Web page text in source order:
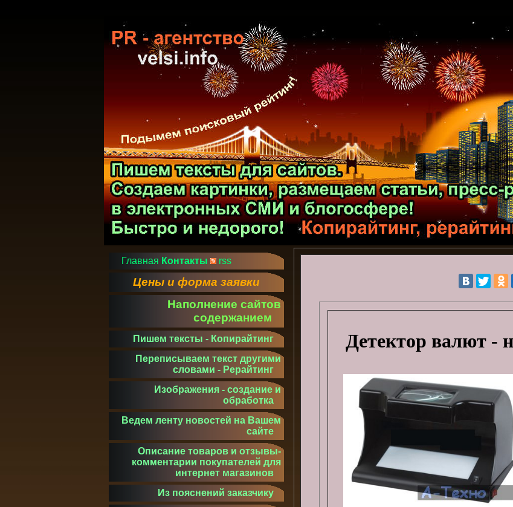
Детектор валют -
Главная Контакты rss
Цены и форма заявки
Наполнение сайтов
содержанием
Пишем тексты - Копирайтинг
Переписываем текст другими
словами - Рерайтинг
Изображения - создание и
обработка
Ведем ленту новостей на Вашем
сайте
Описание товаров и отзывы-
комментарии покупателей для
интернет магазинов
Из пояснений заказчику